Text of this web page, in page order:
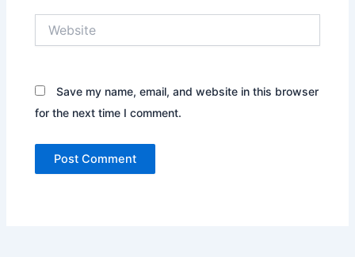
Save my name, email, and website in this browser
for the next time I comment.